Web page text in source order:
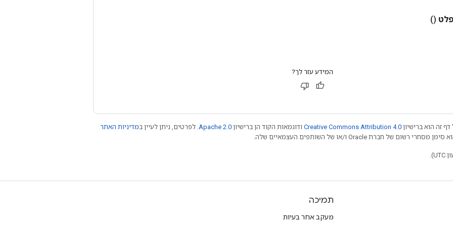
פלט ()
המידע עזר לך?
זה הוא ברישיון Creative Commons Attribution 4.0 ודוגמאות הקוד הן ברישיון Apache 2.0 . לפרטים, ניתן לעיין במדיניות האתר
תמיכה
מעקב אחר בעיות